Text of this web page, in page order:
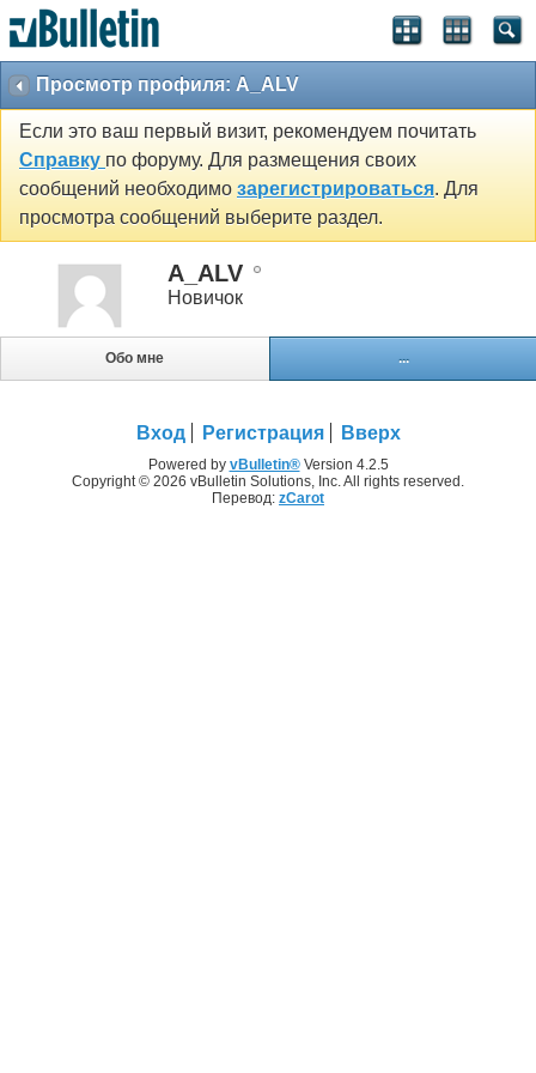
Просмотр профиля: A_ALV
Если это ваш первый визит, рекомендуем почитать
Справку по форуму. Для размещения своих
сообщений необходимо зарегистрироваться. Для
просмотра сообщений выберите раздел.
A_ALV
Новичок
Обо мне ...
Вход Регистрация Вверх
Powered by vBulletin®Version 4.2.5
Copyright © 2026 vBulletin Solutions, Inc. All rights reserved.
Перевод: zCarot